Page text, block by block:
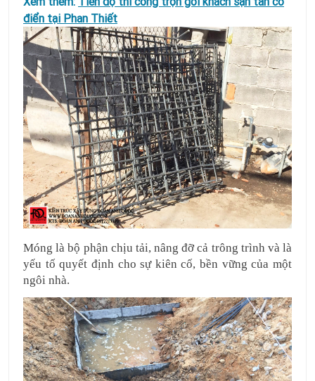
điển tại Phan Thiết
Móng là bộ phận chịu tải, nâng đỡ cả trông trình và là
yếu tố quyết định cho sự kiên cố, bền vững của một
ngôi nhà.